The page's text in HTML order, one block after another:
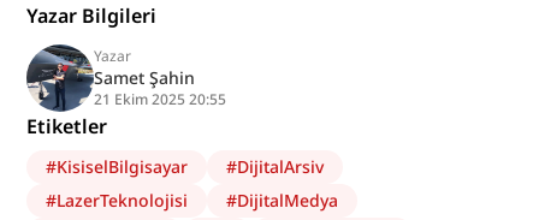
Yazar Bilgileri
Yazar
Samet Şahin
21 Ekim 2025 20:55
Etiketler
#KisiselBilgisayar #DijitalArsiv
#LazerTeknolojisi #DijitalMedya